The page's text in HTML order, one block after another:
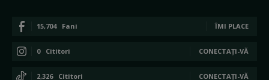
15,704 Fani ÎMI PLACE
0 Cititori CONECTAȚI-VĂ
2,326 Cititori CONECTAȚI-VĂ